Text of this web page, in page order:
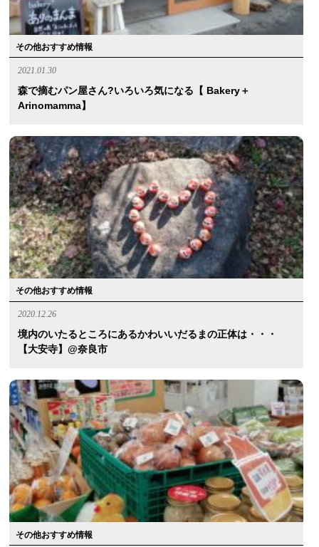
その他おすすめ情報
2021.01.30
森で摘むパン屋さん?いろいろ気になる【 Bakery＋
Arinomamma】
その他おすすめ情報
2020.12.26
境内のいたるところにあるかわいいだるまの正体は・・・
【大安寺】@奈良市
その他おすすめ情報